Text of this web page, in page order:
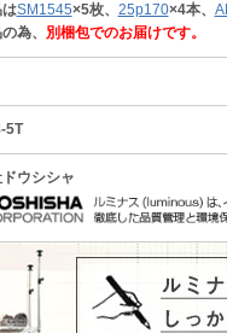
SM1545×5枚、 25p170×4本、
為、
別梱包でのお届けです。
5T
ウシシャ